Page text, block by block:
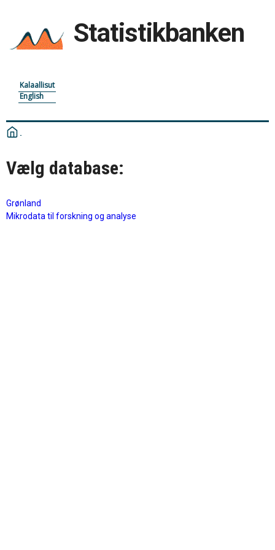
Statistikbanken
Kalaallisut
English
Vælg database:
Grønland
Mikrodata til forskning og analyse